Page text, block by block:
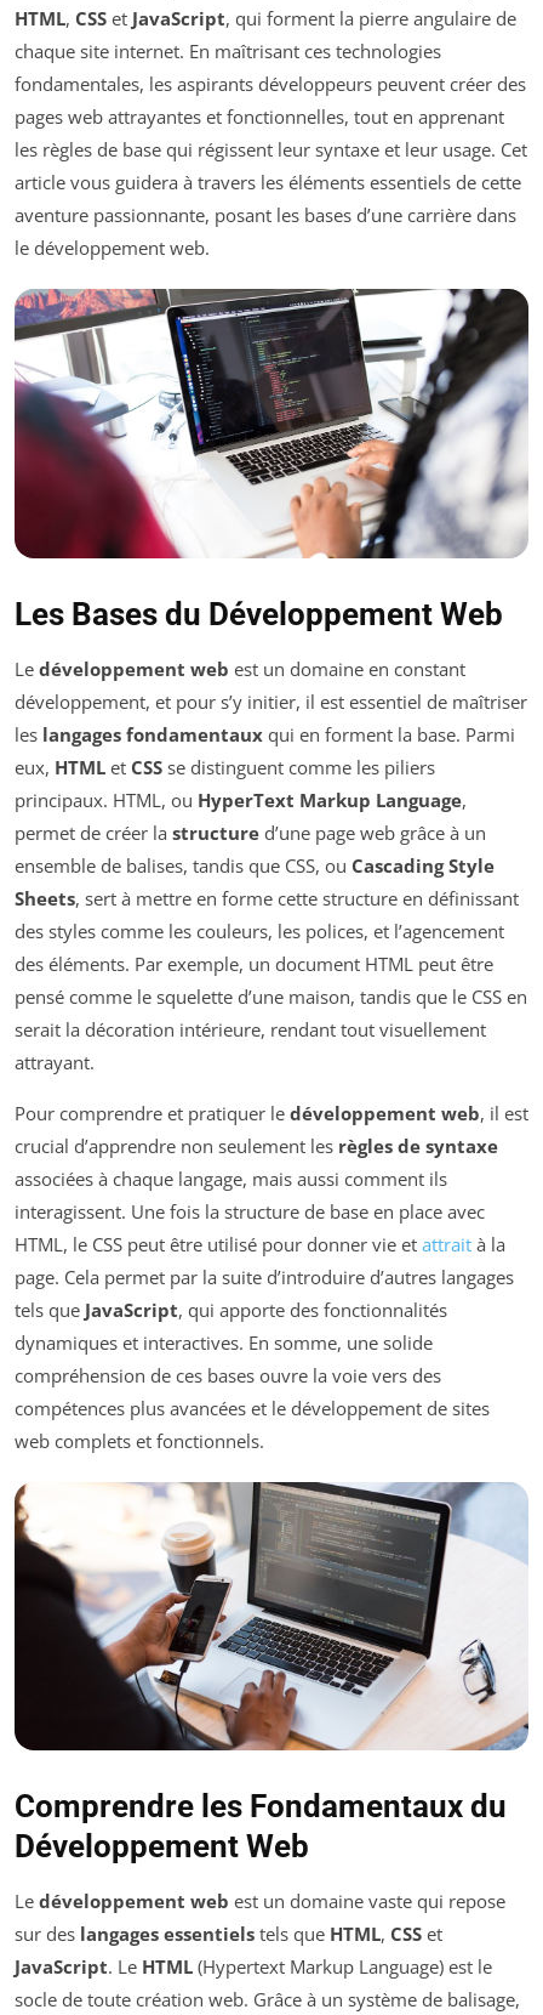
HTML, CSS et JavaScript, qui forment la pierre angulaire de
chaque site internet. En maîtrisant ces technologies
fondamentales, les aspirants développeurs peuvent créer des
pages web attrayantes et fonctionnelles, tout en apprenant
les règles de base qui régissent leur syntaxe et leur usage. Cet
article vous guidera à travers les éléments essentiels de cette
aventure passionnante, posant les bases d’une carrière dans
le développement web.
Les Bases du Développement Web
Le développement web est un domaine en constant
développement, et pour s’y initier, il est essentiel de maîtriser
les langages fondamentaux qui en forment la base. Parmi
eux, HTML et CSS se distinguent comme les piliers
principaux. HTML, ou HyperText Markup Language,
permet de créer la structure d’une page web grâce à un
ensemble de balises, tandis que CSS, ou Cascading Style
Sheets, sert à mettre en forme cette structure en définissant
des styles comme les couleurs, les polices, et l’agencement
des éléments. Par exemple, un document HTML peut être
pensé comme le squelette d’une maison, tandis que le CSS en
serait la décoration intérieure, rendant tout visuellement
attrayant.
Pour comprendre et pratiquer le développement web, il est
crucial d’apprendre non seulement les règles de syntaxe
associées à chaque langage, mais aussi comment ils
interagissent. Une fois la structure de base en place avec
HTML, le CSS peut être utilisé pour donner vie et attrait à la
page. Cela permet par la suite d’introduire d’autres langages
tels que JavaScript, qui apporte des fonctionnalités
dynamiques et interactives. En somme, une solide
compréhension de ces bases ouvre la voie vers des
compétences plus avancées et le développement de sites
web complets et fonctionnels.
Comprendre les Fondamentaux du
Développement Web
Le développement web est un domaine vaste qui repose
sur des langages essentiels tels que HTML, CSS et
JavaScript. Le HTML (Hypertext Markup Language) est le
socle de toute création web. Grâce à un système de balisage,